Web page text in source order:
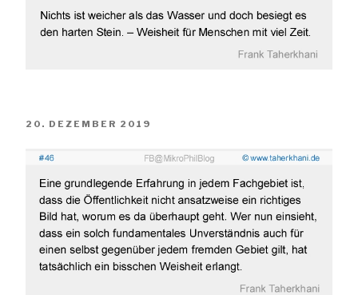
VERÖFFENTLICHT
20. DEZEMBER 2019